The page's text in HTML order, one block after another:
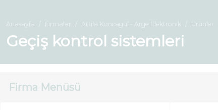
Anasayfa Firmalar Attila Koncagül - Arge Elektronik Ürünler
Geçiş kontrol sistemleri
Firma Menüsü